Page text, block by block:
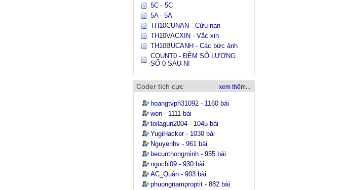
5C - 5C
5A - 5A
TH10CUNAN - Cứu nạn
TH10VACXIN - Vắc xin
TH10BUCANH - Các bức ảnh
COUNT0 - ĐẾM SỐ LƯỢNG
SỐ 0 SAU N!
xem thêm...
Coder tích cực
hoangtvph31092 - 1160 bài
won - 1111 bài
toilagun2004 - 1045 bài
YugiHacker - 1030 bài
Nguyenhv - 961 bài
becunthongminh - 955 bài
ngocbi09 - 930 bài
AC_Quân - 903 bài
phuongnamproptit - 882 bài